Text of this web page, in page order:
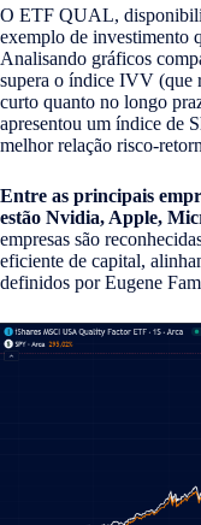
O ETF QUAL,
exemplo de investimento
Analisando gráficos
supera o índice IVV (que
curto quanto no longo
apresentou um índice de
melhor relação risco-
Entre as principais
estão Nvidia, Apple,
empresas são
eficiente de capital,
definidos por Eugene